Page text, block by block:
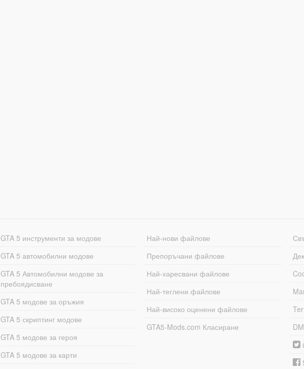
GTA 5 инструменти за модове
GTA 5 автомобилни модове
GTA 5 Автомобилни модове за
пребоядисване
GTA 5 модове за оръжия
GTA 5 скриптинг модове
GTA 5 модове за героя
GTA 5 модове за карти
Най-нови файлове
Препоръчани файлове
Най-харесвани файлове
Най-теглени файлове
Най-високо оценени файлове
GTA5-Mods.com Класиране